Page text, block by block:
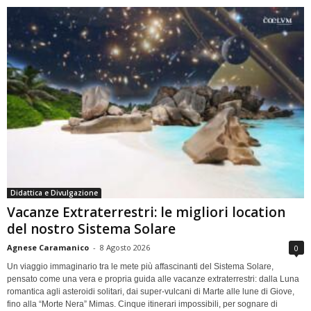
Didattica e Divulgazione
Vacanze Extraterrestri: le migliori location
del nostro Sistema Solare
Agnese Caramanico - 8 Agosto 2026 0
Un viaggio immaginario tra le mete più affascinanti del Sistema Solare,
pensato come una vera e propria guida alle vacanze extraterrestri: dalla Luna
romantica agli asteroidi solitari, dai super-vulcani di Marte alle lune di Giove,
fino alla “Morte Nera” Mimas. Cinque itinerari impossibili, per sognare di